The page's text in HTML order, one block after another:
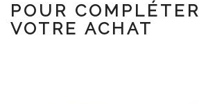
POUR COMPLÉTER
VOTRE ACHAT